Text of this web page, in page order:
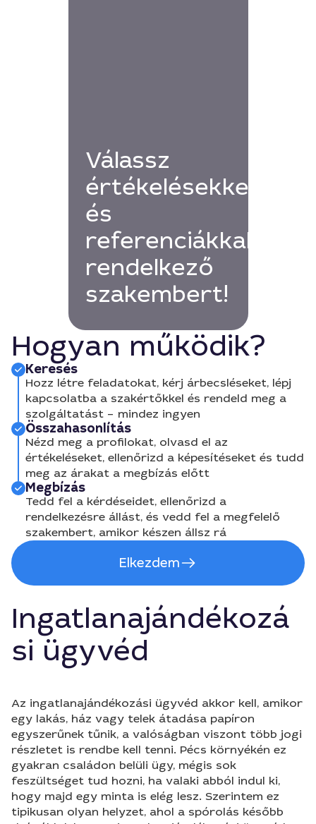
Válassz
értékelésekkel
és
referenciákkal
rendelkező
szakembert!
Hogyan működik?
Keresés
Hozz létre feladatokat, kérj árbecsléseket, lépj
kapcsolatba a szakértőkkel és rendeld meg a
szolgáltatást – mindez ingyen
Összahasonlítás
Nézd meg a profilokat, olvasd el az
értékeléseket, ellenőrizd a képesítéseket és tudd
meg az árakat a megbízás előtt
Megbízás
Tedd fel a kérdéseidet, ellenőrizd a
rendelkezésre állást, és vedd fel a megfelelő
szakembert, amikor készen állsz rá
Elkezdem
Ingatlanajándékozá
si ügyvéd
Az ingatlanajándékozási ügyvéd akkor kell, amikor
egy lakás, ház vagy telek átadása papíron
egyszerűnek tűnik, a valóságban viszont több jogi
részletet is rendbe kell tenni. Pécs környékén ez
gyakran családon belüli ügy, mégis sok
feszültséget tud hozni, ha valaki abból indul ki,
hogy majd egy minta is elég lesz. Szerintem ez
tipikusan olyan helyzet, ahol a spórolás később